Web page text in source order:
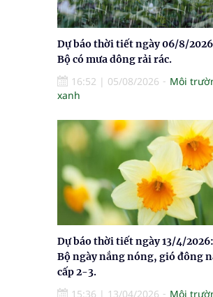
Dự báo thời tiết ngày 06/8/
Bộ có mưa dông rải rác.
16:52 | 05/08/2026
Môi
xanh
Dự báo thời tiết ngày 13/4/
Bộ ngày nắng nóng, gió đông
cấp 2-3.
15:36 | 13/04/2026
Môi